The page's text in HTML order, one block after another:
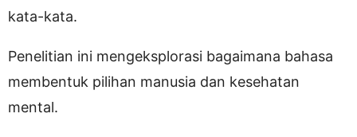
kata-kata.
Penelitian ini mengeksplorasi bagaimana bahasa
membentuk pilihan manusia dan kesehatan
mental.